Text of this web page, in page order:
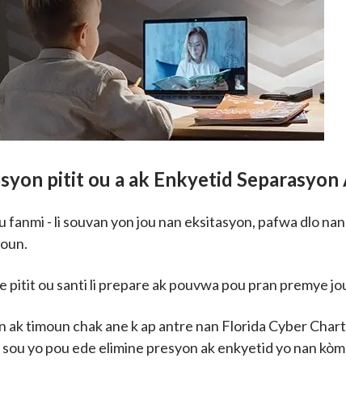
pitit ou a ak Enkyetid Separasyon
- li souvan yon jou nan eksitasyon, pafwa dlo
pitit ou santi li prepare ak pouvwa pou pran premye
timoun chak ane k ap antre nan Florida Cyber
yo pou ede elimine presyon ak enkyetid yo nan